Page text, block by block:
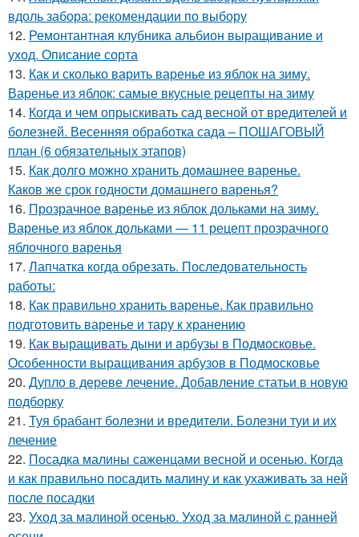
вдоль забора: рекомендации по выбору
12. Ремонтантная клубника альбион выращивание и
уход. Описание сорта
13. Как и сколько варить варенье из яблок на зиму.
Варенье из яблок: самые вкусные рецепты на зиму
14. Когда и чем опрыскивать сад весной от вредителей и
болезней. Весенняя обработка сада – ПОШАГОВЫЙ
план (6 обязательных этапов)
15. Как долго можно хранить домашнее варенье.
Каков же срок годности домашнего варенья?
16. Прозрачное варенье из яблок дольками на зиму.
Варенье из яблок дольками — 11 рецепт прозрачного
яблочного варенья
17. Лапчатка когда обрезать. Последовательность
работы:
18. Как правильно хранить варенье. Как правильно
подготовить варенье и тару к хранению
19. Как выращивать дыни и арбузы в Подмосковье.
Особенности выращивания арбузов в Подмосковье
20. Дупло в дереве лечение. Добавление статьи в новую
подборку
21. Туя брабант болезни и вредители. Болезни туи и их
лечение
22. Посадка малины саженцами весной и осенью. Когда
и как правильно посадить малину и как ухаживать за ней
после посадки
23. Уход за малиной осенью. Уход за малиной с ранней